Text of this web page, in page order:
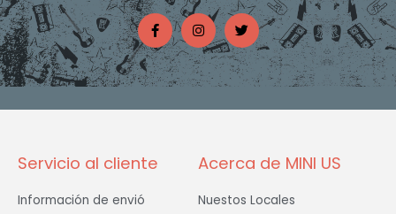
F
a
c
e
b
o
o
I
n
s
t
a
g
r
T
w
i
t
t
e
Servicio al cliente
Información de envió
Acerca de MINI US
Nuestos Locales